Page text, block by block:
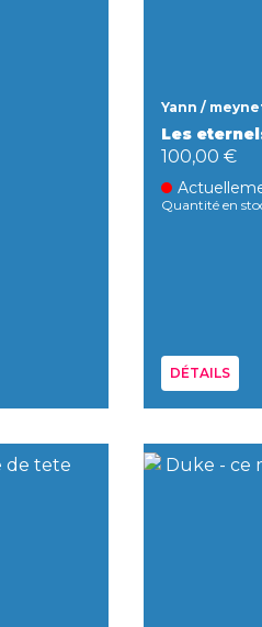
Yann /
Les
100,00 €
Quantité en
DÉTAILS